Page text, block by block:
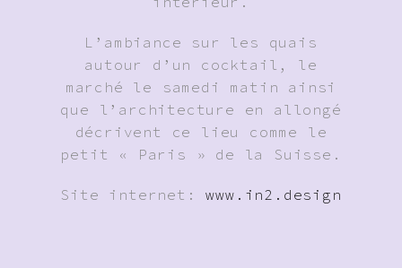
L’ambiance sur les quais
autour d’un cocktail, le
marché le samedi matin ainsi
que l’architecture en allongé
décrivent ce lieu comme le
petit « Paris » de la Suisse.
Site internet:www.in2.design